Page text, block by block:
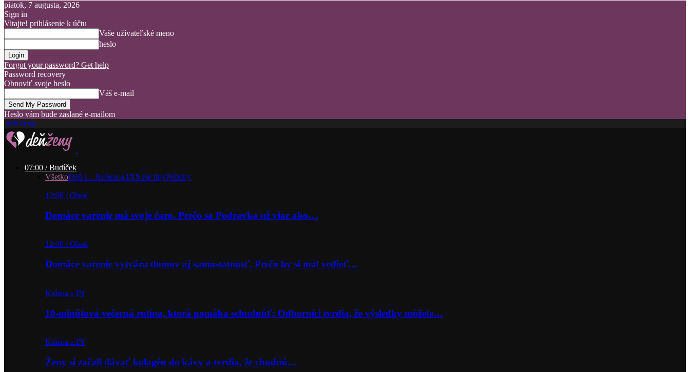
piatok, 7 augusta, 2026
Sign in
Vitajte! prihlásenie k účtu
Vaše užívateľské meno
heslo
Forgot your password? Get help
Password recovery
Obnoviť svoje heslo
Váš e-mail
Heslo vám bude zaslané e-mailom
deň ženy
07:00 / Budíček
VšetkoDeň s…Krásna a INNaše tipyPríbehy
12:00 / Obed
Domáce varenie má svoje čaro. Prečo sa Podravka už viac ako…
12:00 / Obed
Domáce varenie vytvára domov aj samostatnosť. Prečo by si mal vedieť…
Krásna a IN
10-minútová večerná rutina, ktorá pomáha schudnúť: Odborníci tvrdia, že výsledky môžete…
Krásna a IN
Ženy si začali dávať kolagén do kávy a tvrdia, že chudnú…